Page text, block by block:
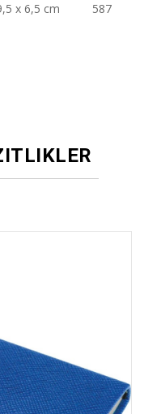
x 6,5 cm 587